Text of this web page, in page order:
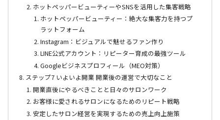
ホットペッパービューティーやSNSを活用した集客戦略
ホットペッパービューティー：絶大な集客力を持つプ
ラットフォーム
Instagram：ビジュアルで魅せるファン作り
LINE公式アカウント：リピーター育成の最強ツール
Googleビジネスプロフィール（MEO対策）
ステップ7 いよいよ開業 開業後の運営で大切なこと
開業直後にやるべきことと日々のサロンワーク
お客様に愛されるサロンになるためのリピート戦略
安定したサロン経営を実現するための売上向上施策